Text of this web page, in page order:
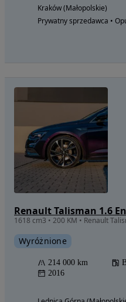
Kraków (Małopolskie)
Prywatny sprzedawca •
Wyróżnione
214 000 km
2016